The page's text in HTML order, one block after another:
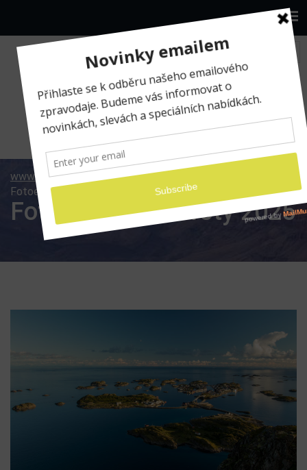
www.ilumio.cz
Fotografické expedice
Fotoexpedice Lofoty 2025
Fotoexpedice Lofoty 2025